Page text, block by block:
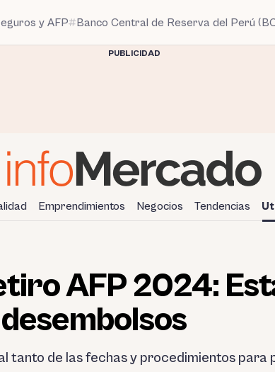
y AFP Banco Central de Reserva del Perú
PUBLICIDAD
Emprendimientos Negocios Tendencias
AFP 2024:
tanto de las fechas y procedimientos para